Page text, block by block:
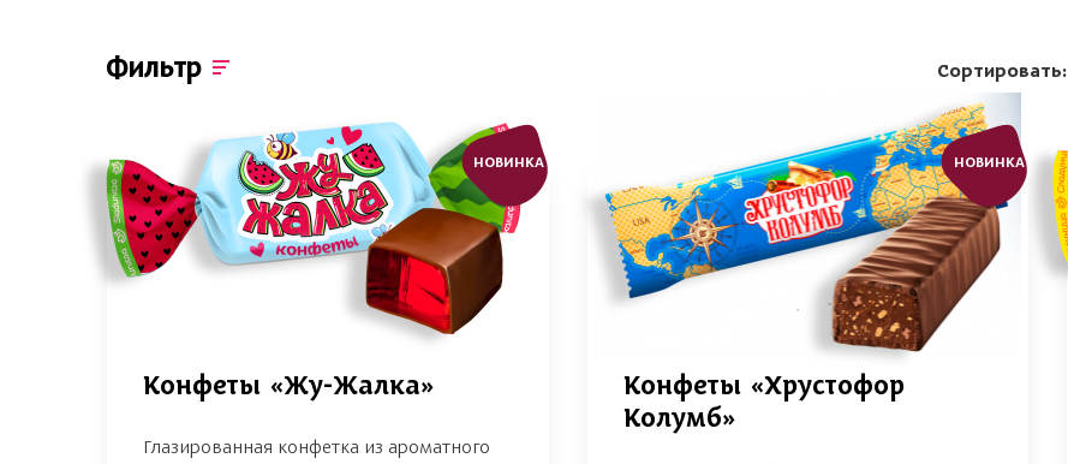
Фильтр Сортировать:
НОВИНКА
Конфеты «Жу-Жалка»
Глазированная конфетка из ароматного
НОВИНКА
Конфеты «Хрустофор
Колумб»